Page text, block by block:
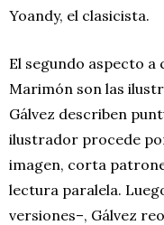
Yoandy, el clasicista.
El segundo aspecto
Marimón son las
Gálvez describen
ilustrador procede
imagen, corta
lectura paralela.
versiones–, Gálvez